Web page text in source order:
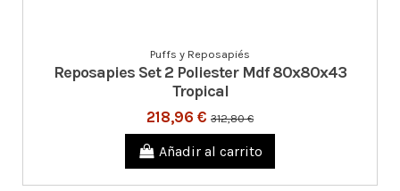
Puffs y Reposapiés
Reposapies Set 2 Poliester Mdf 80x80x43
Tropical
218,96 € 312,80 €
Añadir al carrito